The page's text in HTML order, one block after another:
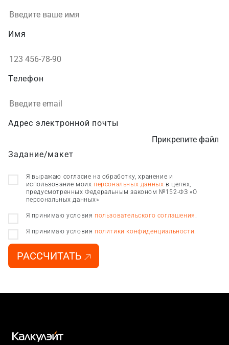
Имя
Телефон
Адрес электронной почты
Задание/макет
Прикрепите файл
Я выражаю согласие на обработку, хранение и
использование моих персональных данных в целях,
предусмотренных Федеральным законом №152-ФЗ «О
персональных данных»
Я принимаю условия пользовательского соглашения .
Я принимаю условия политики конфиденциальности.
РАССЧИТАТЬ